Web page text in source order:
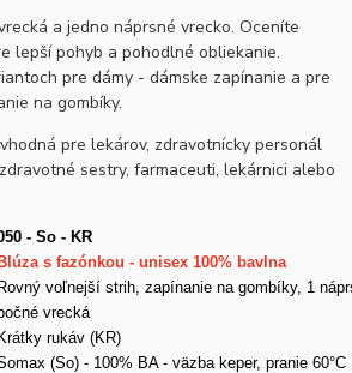
a jedno náprsné vrecko. Oceníte
lepší pohyb a pohodlné obliekanie.
pre dámy - dámske zapínanie a pre
na gombíky.
pre lekárov, zdravotnícky personál
sestry, farmaceuti, lekárnici alebo
- So - KR
Blúza s fazónkou - unisex 100% bavlna
Rovný voľnejší strih, zapínanie na gombíky, 1
bočné vrecká
Krátky rukáv (KR)
(So) - 100% BA - väzba keper, pranie 60°C